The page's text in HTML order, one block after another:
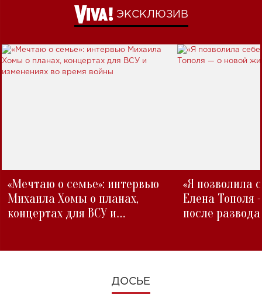
ЭКСКЛЮЗИВ
«Мечтаю о семье»: интервью
Михаила Хомы о планах,
концертах для ВСУ и
«Я позволила
Елена Тополя
после развода
ДОСЬЕ